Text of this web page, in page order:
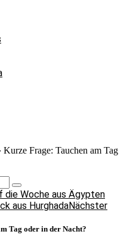
Kurze Frage: Tauchen am Tag
die Woche aus Ägypten
aus HurghadaNächster
Tag oder in der Nacht?